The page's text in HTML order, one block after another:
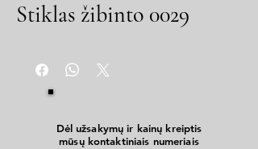
Stiklas žibinto 0029
Dėl užsakymų ir kainų kreiptis
mūsų kontaktiniais numeriais